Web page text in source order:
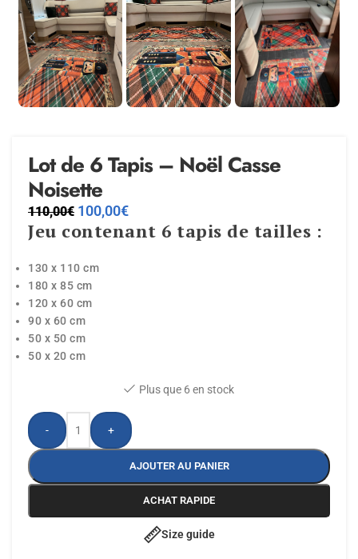
Lot de 6 Tapis – Noël Casse
Noisette
110,00€ 100,00€
Jeu contenant 6 tapis de tailles :
130 x 110 cm
180 x 85 cm
120 x 60 cm
90 x 60 cm
50 x 50 cm
50 x 20 cm
Plus que 6 en stock
- +
AJOUTER AU PANIER
ACHAT RAPIDE
Size guide